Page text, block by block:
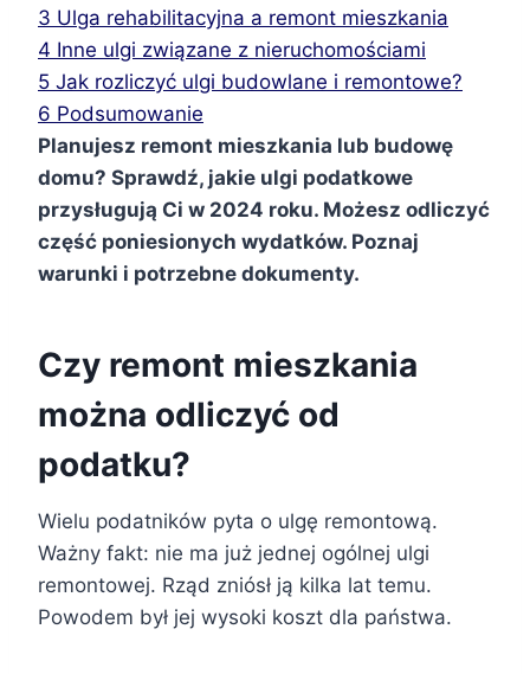
3 Ulga rehabilitacyjna a remont mieszkania
4 Inne ulgi związane z nieruchomościami
5 Jak rozliczyć ulgi budowlane i remontowe?
6 Podsumowanie
Planujesz remont mieszkania lub budowę
domu? Sprawdź, jakie ulgi podatkowe
przysługują Ci w 2024 roku. Możesz odliczyć
część poniesionych wydatków. Poznaj
warunki i potrzebne dokumenty.
Czy remont mieszkania
można odliczyć od
podatku?
Wielu podatników pyta o ulgę remontową.
Ważny fakt: nie ma już jednej ogólnej ulgi
remontowej. Rząd zniósł ją kilka lat temu.
Powodem był jej wysoki koszt dla państwa.